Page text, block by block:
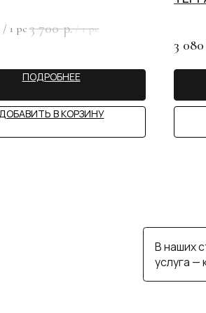
/ 1 pc 3 700 р./1 pc
ПОДРОБНЕЕ
В КОРЗИНУ
3 080
ИП САЙФУЛЛИНА А.С.